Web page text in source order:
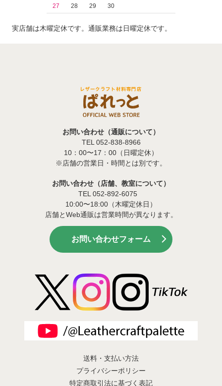
27
28 29 30
実店舗は木曜定休です。通販業務は日曜定休です。
お問い合わせ（通販について）
TEL 052-838-8966
10：00〜17：00（日曜定休）
※店舗の営業日・時間とは別です。
お問い合わせ（店舗、教室について）
TEL 052-892-6075
10:00〜18:00（木曜定休日）
店舗とWeb通販は営業時間が異なります。
お問い合わせフォーム
送料・支払い方法
プライバシーポリシー
特定商取引法に基づく表記